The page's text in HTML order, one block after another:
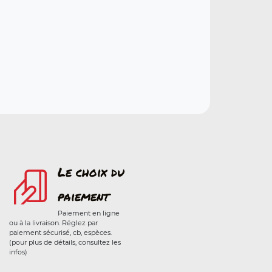
Le choix du
paiement
Paiement en ligne
ou à la livraison. Réglez par
paiement sécurisé, cb, espèces.
(pour plus de détails, consultez les
infos)